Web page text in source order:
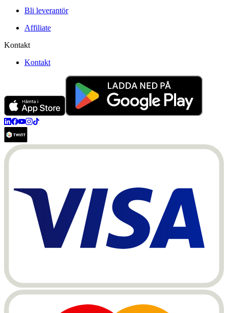
Bli leverantör
Affiliate
Kontakt
Kontakt